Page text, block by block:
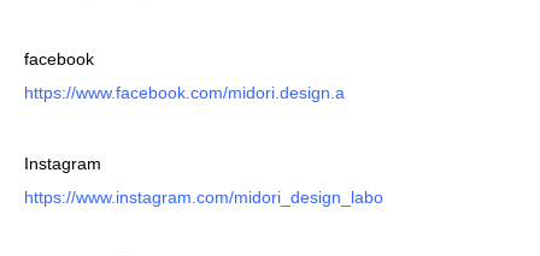
facebook
https://www.facebook.com/midori.design.a
Instagram
https://www.instagram.com/midori_design_labo